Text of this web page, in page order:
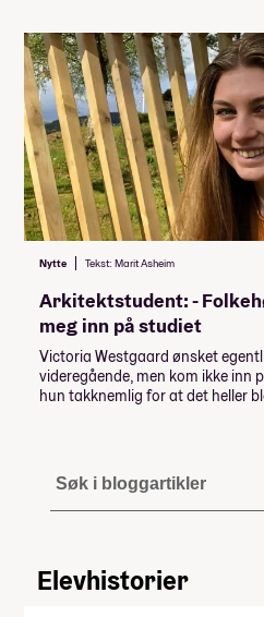
Nytte Tekst: Marit Asheim
Arkitektstudent: -
meg inn på studiet
Victoria Westgaard ønsket
videregående, men kom ikke inn
hun takknemlig for at det heller
Elevhistorier